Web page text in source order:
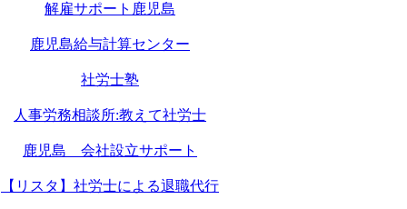
解雇サポート鹿児島
鹿児島給与計算センター
社労士塾
人事労務相談所:教えて社労士
鹿児島 会社設立サポート
【リスタ】社労士による退職代行